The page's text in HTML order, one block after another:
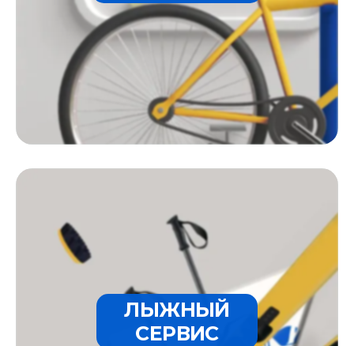
ЛЫЖНЫЙ
СЕРВИС